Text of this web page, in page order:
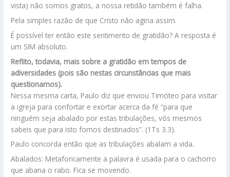
vista) não somos gratos, a nossa retidão também é falha.
Pela simples razão de que Cristo não agiria assim.
É possível ter então este sentimento de gratidão? A resposta é
um SIM absoluto.
Reflito, todavia, mais sobre a gratidão em tempos de
adiversidades (pois são nestas circunstâncias que mais
questionamos).
Nessa mesma carta, Paulo diz que enviou Timóteo para visitar
a igreja para confortar e exortar acerca da fé “para que
ninguém seja abalado por estas tribulações, vós mesmos
sabeis que para isto fomos destinados”. (1Ts 3.3).
Paulo concorda então que as tribulações abalam a vida.
Abalados: Metaforicamente a palavra é usada para o cachorro
que abana o rabo. Fica se movendo.